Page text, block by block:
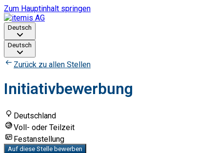
Zum Hauptinhalt springen
Deutsch
Deutsch
Zurück zu allen Stellen
Initiativbewerbung
Deutschland
Voll- oder Teilzeit
Festanstellung
Auf diese Stelle bewerben